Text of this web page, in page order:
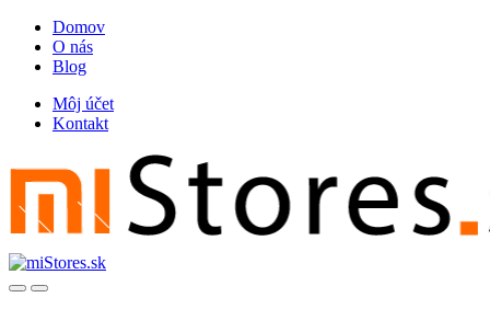
Skip
navigation
Skip
content
Domov
O nás
Blog
Môj účet
Kontakt
OpenClose